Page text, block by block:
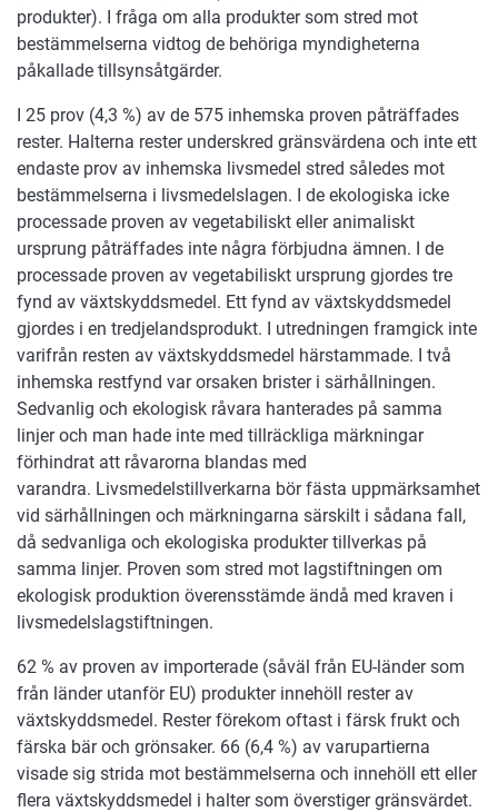
produkter). I fråga om alla produkter som stred mot
bestämmelserna vidtog de behöriga myndigheterna
påkallade tillsynsåtgärder.
I 25 prov (4,3 %) av de 575 inhemska proven påträffades
rester. Halterna rester underskred gränsvärdena och inte ett
endaste prov av inhemska livsmedel stred således mot
bestämmelserna i livsmedelslagen. I de ekologiska icke
processade proven av vegetabiliskt eller animaliskt
ursprung påträffades inte några förbjudna ämnen. I de
processade proven av vegetabiliskt ursprung gjordes tre
fynd av växtskyddsmedel. Ett fynd av växtskyddsmedel
gjordes i en tredjelandsprodukt. I utredningen framgick inte
varifrån resten av växtskyddsmedel härstammade. I två
inhemska restfynd var orsaken brister i särhållningen.
Sedvanlig och ekologisk råvara hanterades på samma
linjer och man hade inte med tillräckliga märkningar
förhindrat att råvarorna blandas med
varandra. Livsmedelstillverkarna bör fästa uppmärksamhet
vid särhållningen och märkningarna särskilt i sådana fall,
då sedvanliga och ekologiska produkter tillverkas på
samma linjer. Proven som stred mot lagstiftningen om
ekologisk produktion överensstämde ändå med kraven i
livsmedelslagstiftningen.
62 % av proven av importerade (såväl från EU-länder som
från länder utanför EU) produkter innehöll rester av
växtskyddsmedel. Rester förekom oftast i färsk frukt och
färska bär och grönsaker. 66 (6,4 %) av varupartierna
visade sig strida mot bestämmelserna och innehöll ett eller
flera växtskyddsmedel i halter som överstiger gränsvärdet.